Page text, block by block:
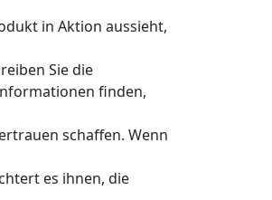
in Aktion aussieht,
Sie die
finden,
schaffen. Wenn
es ihnen, die